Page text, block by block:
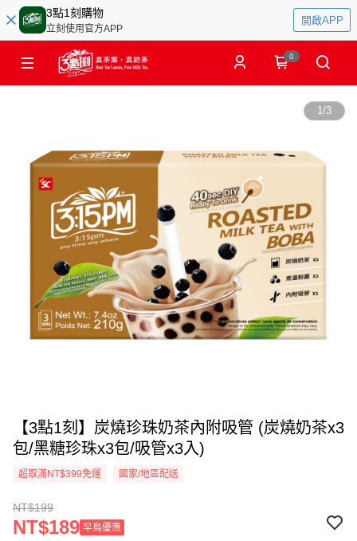
3點1刻購物
立刻使用官方APP
開啟APP
0
1/3
【3點1刻】炭燒珍珠奶茶內附吸管 (炭燒奶茶x3
包/黑糖珍珠x3包/吸管x3入)
超取滿NT$399免運 國家/地區配送
NT$199
NT$189 早鳥優惠